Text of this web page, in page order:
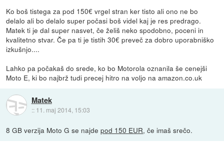
Ko boš tistega za pod 150€ vrgel stran ker tisto ali ono ne bo
delalo ali bo delalo super počasi boš videl kaj je res predrago.
Matek ti je dal super nasvet, če želiš neko spodobno, poceni in
kvalitetno stvar. Če pa ti je tistih 30€ preveč za dobro uporabniško
izkušnjo....
Lahko pa počakaš do srede, ko bo Motorola oznanila še cenejši
Moto E, ki bo najbrž tudi precej hitro na voljo na amazon.co.uk
Matek
:: 11. maj 2014, 15:03
8 GB verzija Moto G se najdepod 150 EUR, če imaš srečo.